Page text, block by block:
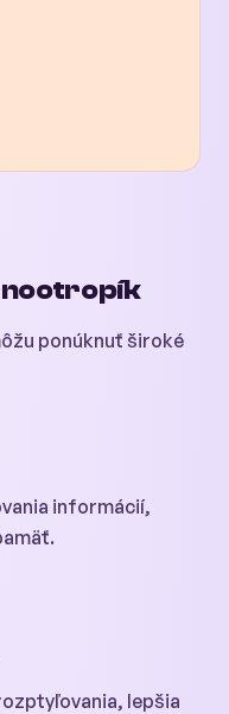
nootropík
ponúknuť široké
informácií,
lepšia